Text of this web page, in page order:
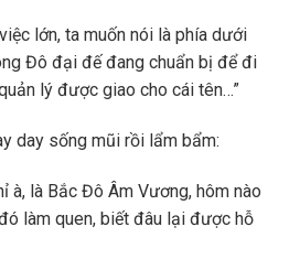
lớn, ta muốn nói là phía dưới
Đô đại đế đang chuẩn bị để đi
lý được giao cho cái tên…”
day sống mũi rồi lẩm bẩm:
à, là Bắc Đô Âm Vương, hôm nào
làm quen, biết đâu lại được hỗ